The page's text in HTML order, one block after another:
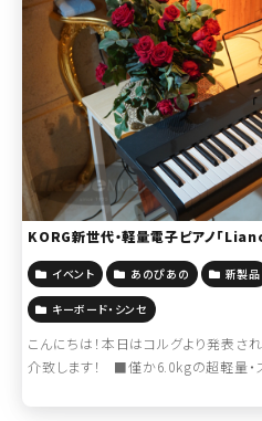
KORG新世代・軽量電子ピアノ「Liano
イベント あのぴあの 新製品
キーボード・シンセ
こんにちは！本日はコルグより発表さ
介致します！ ■僅か6.0kgの超軽量・
提として「ウェイテッド鍵盤」ではな